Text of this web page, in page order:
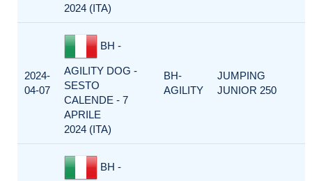
2024 (ITA)
2024-
04-07
BH -
AGILITY DOG -
SESTO
CALENDE - 7
APRILE
2024 (ITA)
BH-
AGILITY
JUMPING
JUNIOR 250
BH -